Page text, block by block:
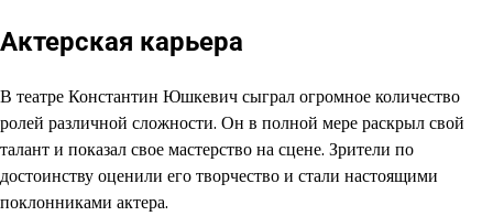
Актерская карьера
В театре Константин Юшкевич сыграл огромное количество
ролей различной сложности. Он в полной мере раскрыл свой
талант и показал свое мастерство на сцене. Зрители по
достоинству оценили его творчество и стали настоящими
поклонниками актера.